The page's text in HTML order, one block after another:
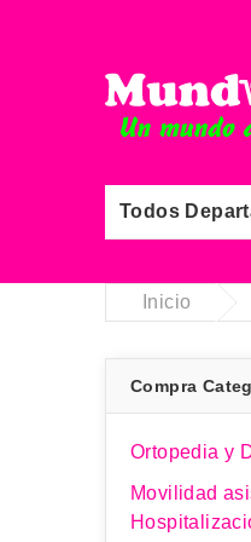
Todos
Inicio
Compra
Ortopedia y
Movilidad